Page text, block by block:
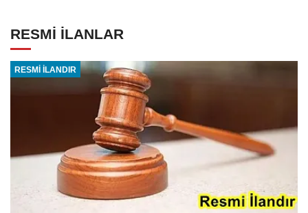
RESMİ İLANLAR
RESMİ İLANDIR